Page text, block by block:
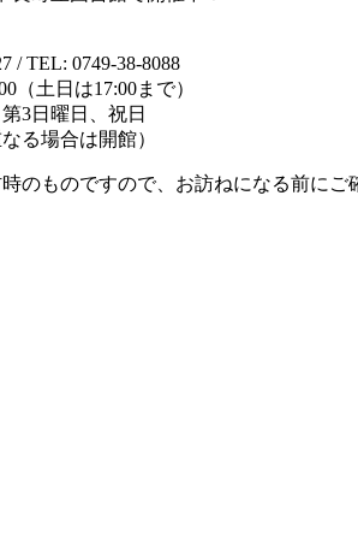
/ TEL: 0749-38-8088
（土日は17:00まで）
3日曜日、祝日
合は開館）
のものですので、お訪ねになる前にご